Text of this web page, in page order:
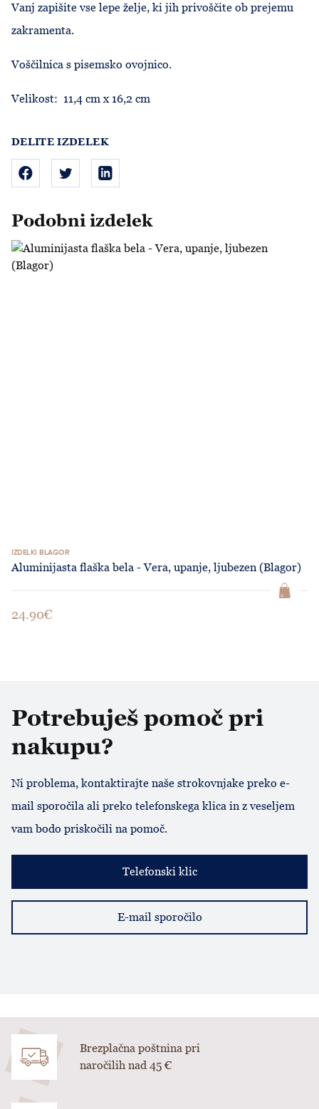
DELITE IZDELEK
Vanj zapišite vse lepe želje, ki jih privoščite ob prejemu
zakramenta.
Voščilnica s pisemsko ovojnico.
Velikost: 11,4 cm x 16,2 cm
Podobni izdelek
Aluminijasta flaška bela - Vera, upanje, ljubezen (Blagor)
IZDELKI BLAGOR
Aluminijasta flaška bela - Vera, upanje, ljubezen (Blagor)
24.90€
Potrebuješ pomoč pri
nakupu?
Ni problema, kontaktirajte naše strokovnjake preko e-
mail sporočila ali preko telefonskega klica in z veseljem
vam bodo priskočili na pomoč.
Telefonski klic
E-mail sporočilo
Brezplačna poštnina pri
naročilih nad 45 €